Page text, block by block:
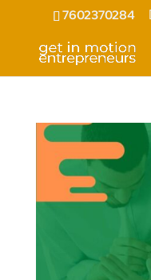
7602370284